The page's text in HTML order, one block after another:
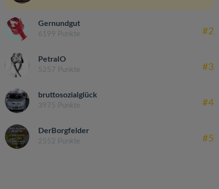
Gernundgut
6199 Punkte #2
PetraIO
5257 Punkte #3
bruttosozialglück
3975 Punkte #4
DerBorgfelder
2552 Punkte #5